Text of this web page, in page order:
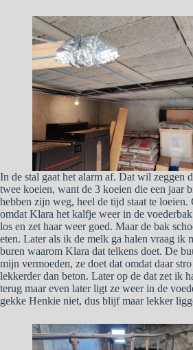
In de stal gaat het alarm af. Dat wil zeggen
twee koeien, want de 3 koeien die een jaar
hebben zijn weg, heel de tijd staat te loeien.
omdat Klara het kalfje weer in de
los en zet haar weer goed. Maar de bak
eten. Later als ik de melk ga halen vraag ik
buren waarom Klara dat telkens doet. De
mijn vermoeden, ze doet dat omdat daar
lekkerder dan beton. Later op de dat zet ik
terug maar even later ligt ze weer in de
gekke Henkie niet, dus blijf maar lekker